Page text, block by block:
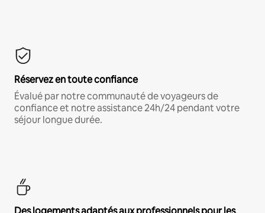
Réservez en toute confiance
Évalué par notre communauté de voyageurs de
confiance et notre assistance 24h/24 pendant votre
séjour longue durée.